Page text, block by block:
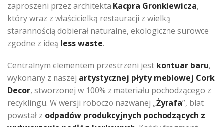
zaproszeni przez architekta Kacpra Gronkiewicza,
który wraz z właścicielką restauracji z wielką
starannością dobierał naturalne, ekologiczne surowce
zgodne z ideą less waste.
Centralnym elementem przestrzeni jest kontuar baru,
wykonany z naszej artystycznej płyty meblowej Cork
Decor, stworzonej w 100% z materiału pochodzącego z
recyklingu. W wersji roboczo nazwanej „Żyrafa”, blat
powstał z odpadów produkcyjnych pochodzących z